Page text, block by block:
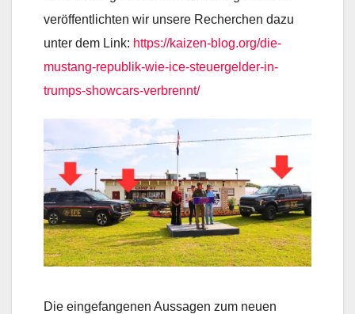
veröffentlichten wir unsere Recherchen dazu
unter dem Link: https://kaizen-blog.org/die-
mustang-republik-wie-ice-steuergelder-in-
trumps-showcars-verbrennt/
Die eingefangenen Aussagen zum neuen